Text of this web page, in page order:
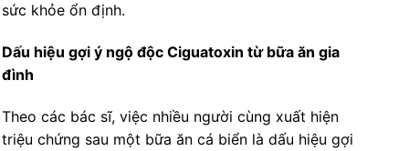
sức khỏe ổn định.
Dấu hiệu gợi ý ngộ độc Ciguatoxin từ bữa ăn gia
đình
Theo các bác sĩ, việc nhiều người cùng xuất hiện
triệu chứng sau một bữa ăn cá biển là dấu hiệu gợi